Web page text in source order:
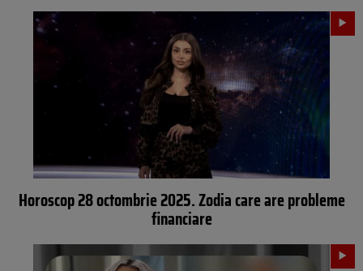
Horoscop 28 octombrie 2025. Zodia care are probleme
financiare